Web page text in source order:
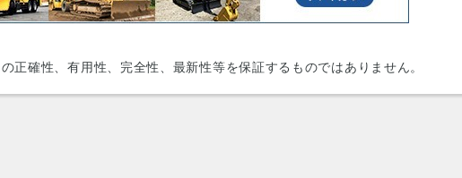
正確性、有用性、完全性、最新性等を保証するものではありません。